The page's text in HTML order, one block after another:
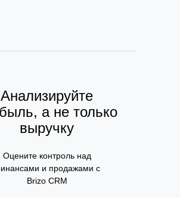
Оцените контроль над
и продажами с
Brizo CRM
Анализируйте
а не только
выручку